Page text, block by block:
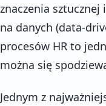
znaczenia
na danych (data-
procesów HR to
można się
Jednym z